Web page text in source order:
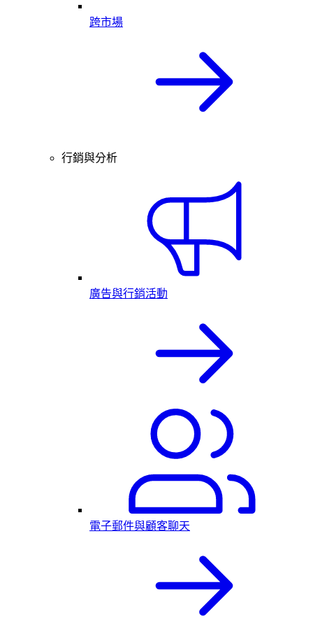
跨市場
行銷與分析
廣告與行銷活動
電子郵件與顧客聊天